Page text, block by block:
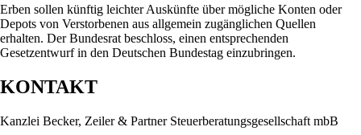
Erben sollen künftig leichter Auskünfte über mögliche Konten oder
Depots von Verstorbenen aus allgemein zugänglichen Quellen
erhalten. Der Bundesrat beschloss, einen entsprechenden
Gesetzentwurf in den Deutschen Bundestag einzubringen.
KONTAKT
Kanzlei Becker, Zeiler & Partner Steuerberatungsgesellschaft mbB